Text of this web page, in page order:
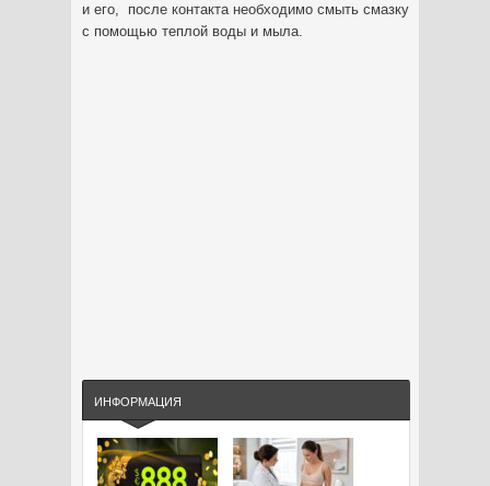
и его, после контакта необходимо смыть смазку
с помощью теплой воды и мыла.
ИНФОРМАЦИЯ